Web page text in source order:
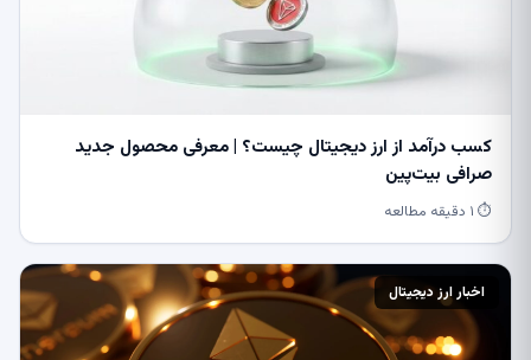
کسب درآمد از ارز دیجیتال چیست؟ | معرفی محصول جدید
صرافی بیت‌پین
⏱ ۱ دقیقه مطالعه
اخبار ارز دیجیتال